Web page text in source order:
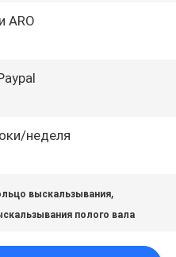
ARO
неделя
выскальзывания,
полого вала